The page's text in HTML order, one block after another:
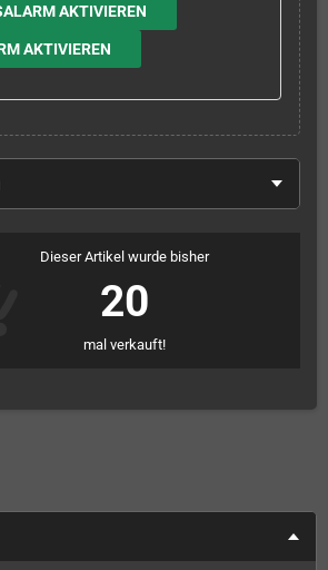
AKTIVIEREN
AKTIVIEREN
Dieser Artikel wurde bisher
20
mal verkauft!